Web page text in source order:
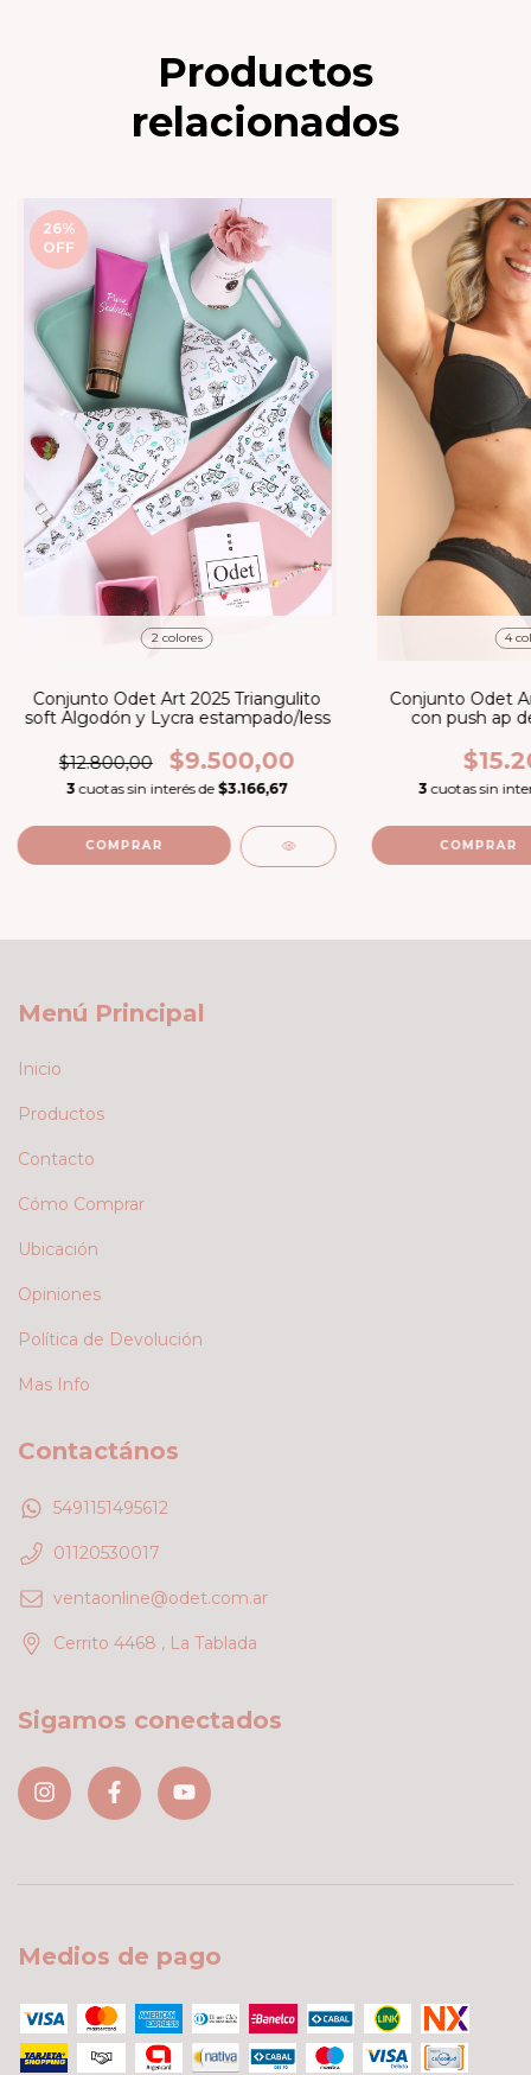
Productos
relacionados
26%
OFF
2 colores
Conjunto Odet Art 2025 Triangulito
soft Algodón y Lycra estampado/less
$12.800,00 $9.500,00
3 cuotas sin interés de $3.166,67
COMPRAR
4
Conjunto Odet
con push ap
3 cuotas sin
COMPRAR
Menú Principal
Inicio
Productos
Contacto
Cómo Comprar
Ubicación
Opiniones
Política de Devolución
Mas Info
Contactános
5491151495612
01120530017
ventaonline@odet.com.ar
Cerrito 4468 , La Tablada
Sigamos conectados
Medios de pago